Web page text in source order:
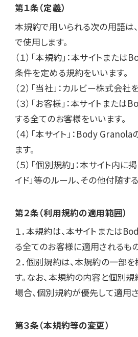
第１条（定義）
本規約で用いられる次の用語は
で使用します。
（１）「本規約」：本サイトまた
条件を定める規約をいいます。
（２）「当社」：カルビー株式会社
（３）「お客様」：本サイトまた
する全てのお客様をいいます。
（４）「本サイト」：Body
ます。
（５）「個別規約」：本サイト内
イド」等のルール、その他付随す
第２条（利用規約の適用範囲）
１．本規約は、本サイトまたは
る全てのお客様に適用されるもの
２．個別規約は、本規約の一部
す。なお、本規約の内容と個別
場合、個別規約が優先して適用
第３条（本規約等の変更）